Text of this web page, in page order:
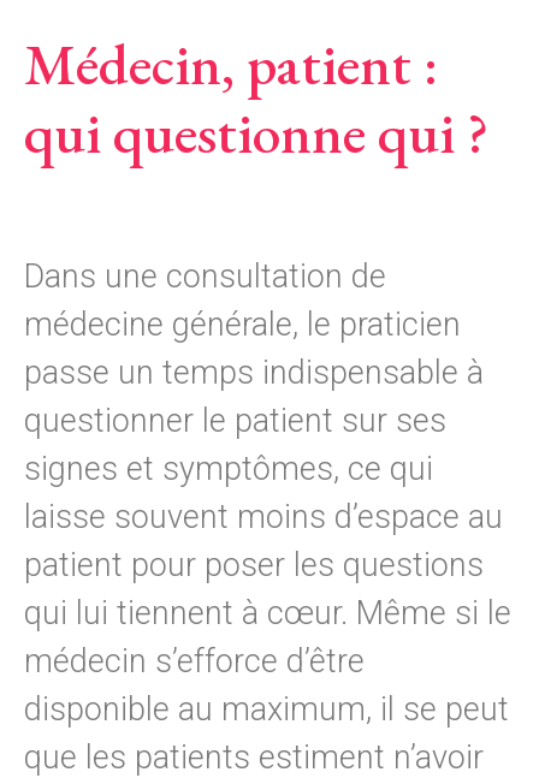
Médecin, patient :
qui questionne qui ?
Dans une consultation de
médecine générale, le praticien
passe un temps indispensable à
questionner le patient sur ses
signes et symptômes, ce qui
laisse souvent moins d’espace au
patient pour poser les questions
qui lui tiennent à cœur. Même si le
médecin s’efforce d’être
disponible au maximum, il se peut
que les patients estiment n’avoir